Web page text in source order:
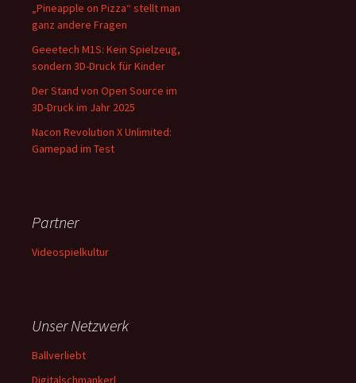
„Pineapple on Pizza“ stellt man
ganz andere Fragen
Geeetech M1S: Kein Spielzeug,
sondern 3D-Druck für Kinder
Der Stand von Open Source im
3D-Druck im Jahr 2025
Nacon Revolution X Unlimited:
Gamepad im Test
Partner
Videospielkultur
Unser Netzwerk
Ballverliebt
Digitalschmankerl